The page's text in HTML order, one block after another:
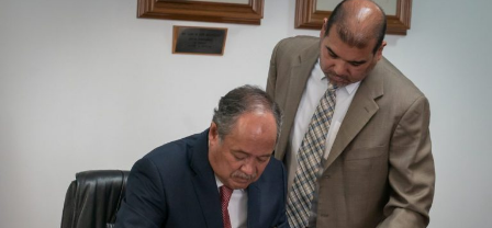
Al menos 75 municipios en máximo peligro
Pacífico mexicano se declara en alerta ante Agatha